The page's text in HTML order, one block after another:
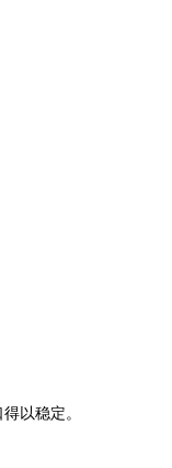
以稳定。